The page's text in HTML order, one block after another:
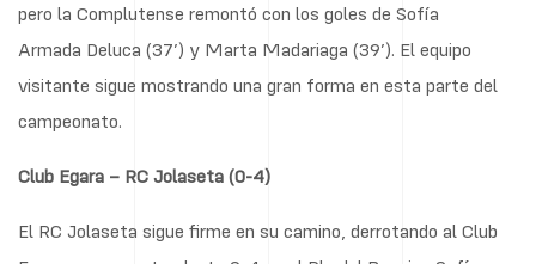
pero la Complutense remontó con los goles de Sofía
Armada Deluca (37’) y Marta Madariaga (39’). El equipo
visitante sigue mostrando una gran forma en esta parte del
campeonato.
Club Egara – RC Jolaseta (0-4)
El RC Jolaseta sigue firme en su camino, derrotando al Club